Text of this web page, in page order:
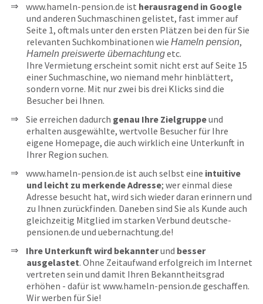
www.hameln-pension.de ist herausragend in Google
und anderen Suchmaschinen gelistet, fast immer auf
Seite 1, oftmals unter den ersten Plätzen bei den für Sie
relevanten Suchkombinationen wie Hameln pension,
Hameln preiswerte übernachtungetc.
Ihre Vermietung erscheint somit nicht erst auf Seite 15
einer Suchmaschine, wo niemand mehr hinblättert,
sondern vorne. Mit nur zwei bis drei Klicks sind die
Besucher bei Ihnen.
Sie erreichen dadurch genau Ihre Zielgruppeund
erhalten ausgewählte, wertvolle Besucher für Ihre
eigene Homepage, die auch wirklich eine Unterkunft in
Ihrer Region suchen.
www.hameln-pension.de ist auch selbst eine intuitive
und leicht zu merkende Adresse; wer einmal diese
Adresse besucht hat, wird sich wieder daran erinnern und
zu Ihnen zurückfinden. Daneben sind Sie als Kunde auch
gleichzeitig Mitglied im starken Verbund deutsche-
pensionen.de und uebernachtung.de!
Ihre Unterkunft wird bekannterund besser
ausgelastet. Ohne Zeitaufwand erfolgreich im Internet
vertreten sein und damit Ihren Bekanntheitsgrad
erhöhen - dafür ist www.hameln-pension.de geschaffen.
Wir werben für Sie!